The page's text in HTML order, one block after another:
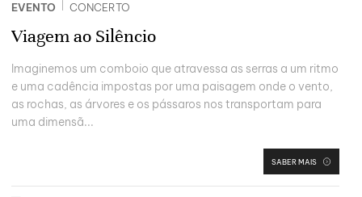
EVENTO CONCERTO
Viagem ao Silêncio
Imaginemos um comboio que atravessa as serras a um ritmo
e uma cadência impostas por uma paisagem onde o vento,
as rochas, as árvores e os pássaros nos transportam para
uma dimensã...
SABER MAIS